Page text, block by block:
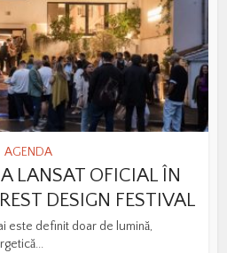
AGENDA
LANSAT OFICIAL ÎN
DESIGN FESTIVAL
este definit doar de lumină,